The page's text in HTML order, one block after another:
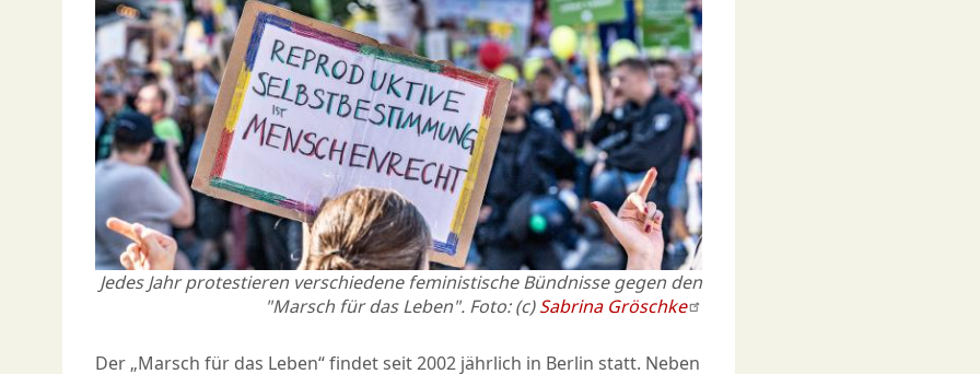
Jedes Jahr protestieren verschiedene feministische Bündnisse gegen den
"Marsch für das Leben". Foto: (c)Sabrina Gröschke
Der „Marsch für das Leben“ findet seit 2002 jährlich in Berlin statt. Neben